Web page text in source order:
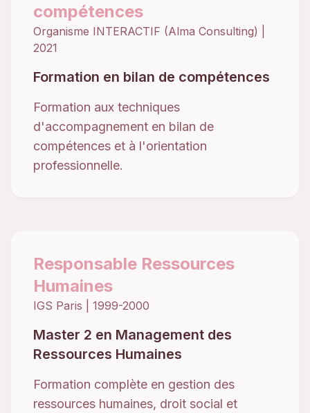
compétences
Organisme INTERACTIF (Alma Consulting)
2021
Formation en bilan de compétences
Formation aux techniques
d'accompagnement en bilan de
compétences et à l'orientation
professionnelle.
Responsable Ressources
Humaines
IGS Paris 1999-2000
Master 2 en Management des
Ressources Humaines
Formation complète en gestion des
ressources humaines, droit social et